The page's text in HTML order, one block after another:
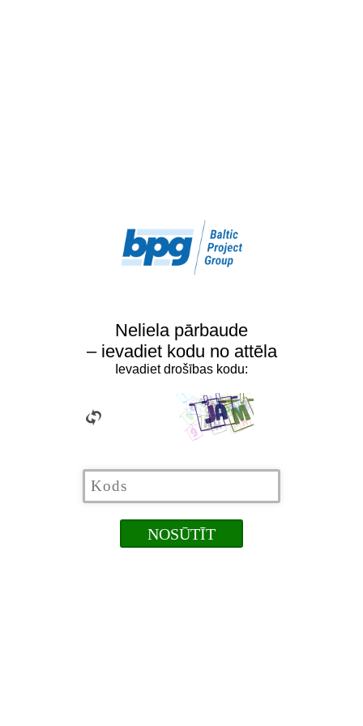
Neliela pārbaude
– ievadiet kodu no attēla
Ievadiet drošības kodu: